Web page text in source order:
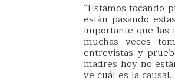
“Estamos tocando
están pasando
importante que las
muchas veces
entrevistas y
madres hoy no
ve cuál es la causal.